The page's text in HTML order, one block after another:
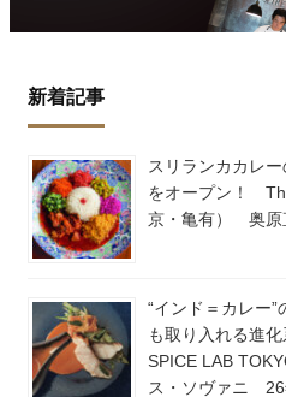
新着記事
スリランカカレ
をオープン！
京・亀有） 奥
“インド＝カレー
も取り入れる進
SPICE LAB
ス・ソヴァニ 26